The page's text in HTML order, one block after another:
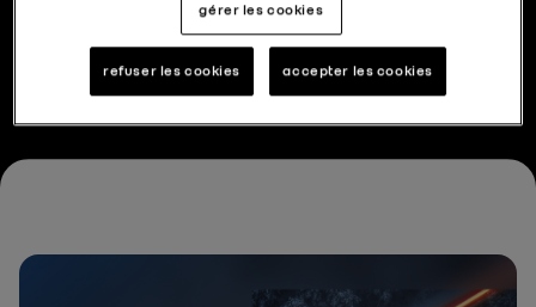
gérer les cookies
refuser les cookies accepter les cookies